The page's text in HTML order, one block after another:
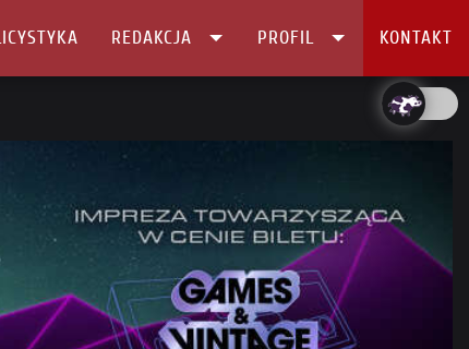
REDAKCJA PROFIL KONTAKT